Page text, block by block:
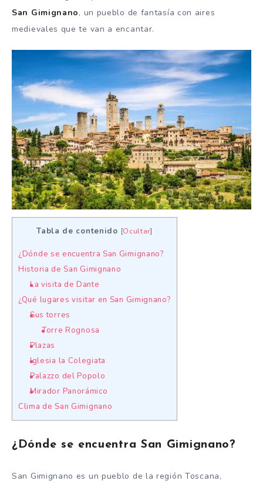
San Gimignano, un pueblo de fantasía con aires
medievales que te van a encantar.
Tabla de contenido [Ocultar]
¿Dónde se encuentra San Gimignano?
Historia de San Gimignano
La visita de Dante
¿Qué lugares visitar en San Gimignano?
Sus torres
Torre Rognosa
Plazas
Iglesia la Colegiata
Palazzo del Popolo
Mirador Panorámico
Clima de San Gimignano
¿Dónde se encuentra San Gimignano?
San Gimignano es un pueblo de la región Toscana,